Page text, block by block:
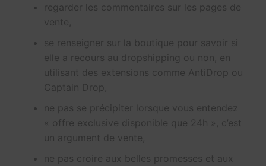
regarder les commentaires sur les pages de
vente,
se renseigner sur la boutique pour savoir si
elle a recours au dropshipping ou non, en
utilisant des extensions comme AntiDrop ou
Captain Drop,
ne pas se précipiter lorsque vous entendez
« offre exclusive disponible que 24h », c’est
un argument de vente,
ne pas croire aux belles promesses et aux